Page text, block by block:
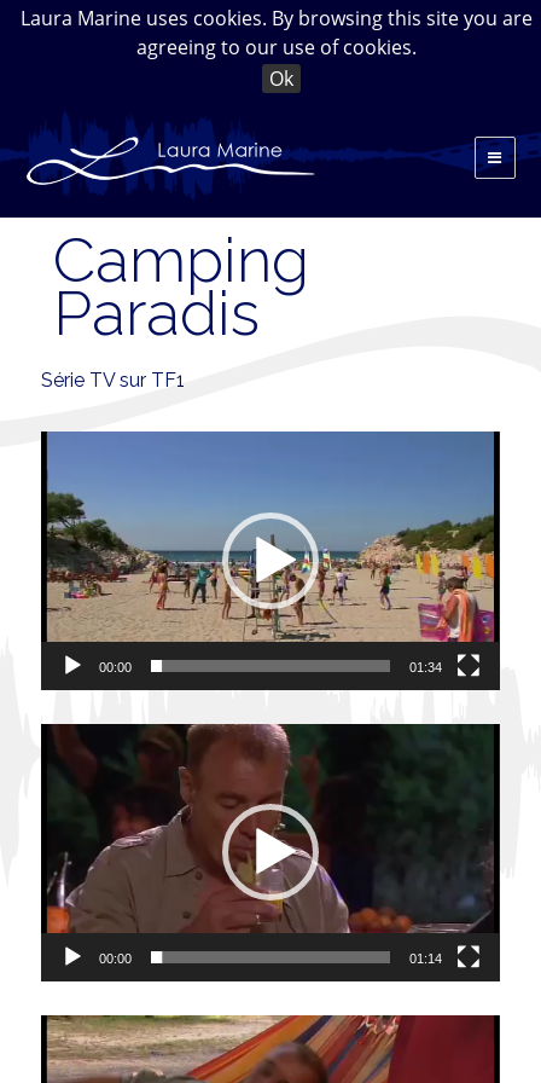
Laura Marine uses cookies. By browsing this site you are
agreeing to our use of cookies.
Ok
Camping
Paradis
Série TV sur TF1
00:00 01:34
Lecteur
vidéo
00:00 01:14
Lecteur
vidéo